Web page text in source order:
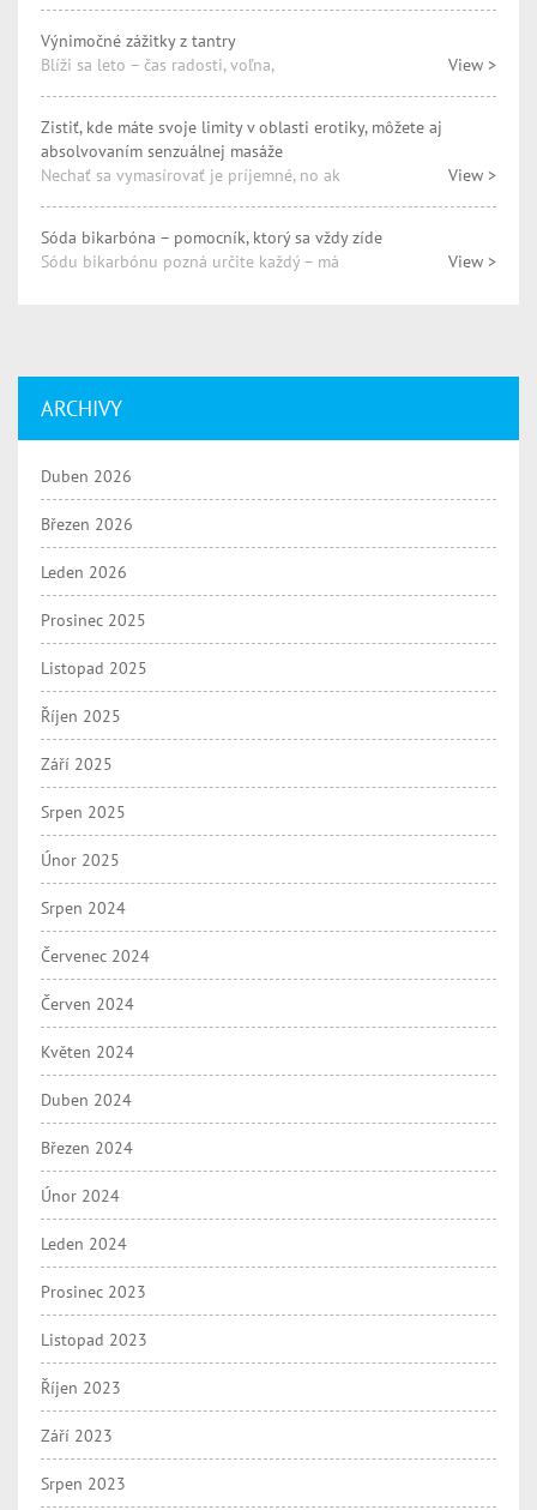
Výnimočné zážitky z tantry
Blíži sa leto – čas radosti, voľna,
View >
Zistiť, kde máte svoje limity v oblasti erotiky, môžete aj
absolvovaním senzuálnej masáže
Nechať sa vymasírovať je príjemné, no ak
View >
Sóda bikarbóna – pomocník, ktorý sa vždy zíde
Sódu bikarbónu pozná určite každý – má
View >
ARCHIVY
Duben 2026
Březen 2026
Leden 2026
Prosinec 2025
Listopad 2025
Říjen 2025
Září 2025
Srpen 2025
Únor 2025
Srpen 2024
Červenec 2024
Červen 2024
Květen 2024
Duben 2024
Březen 2024
Únor 2024
Leden 2024
Prosinec 2023
Listopad 2023
Říjen 2023
Září 2023
Srpen 2023